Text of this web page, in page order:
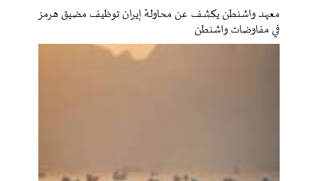
معهد واشنطن يكشف عن محاولة إيران توظيف مضيق هرمز
في مفاوضات واشنطن